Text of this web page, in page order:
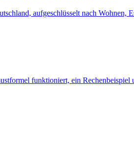
aufgeschlüsselt nach
funktioniert, ein Rechenbeispiel